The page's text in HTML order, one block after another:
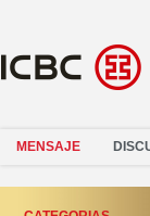
MENSAJE